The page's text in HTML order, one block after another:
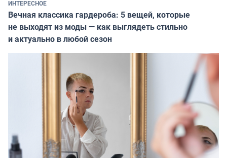
ИНТЕРЕСНОЕ
Вечная классика гардероба: 5 вещей, которые
не выходят из моды — как выглядеть стильно
и актуально в любой сезон